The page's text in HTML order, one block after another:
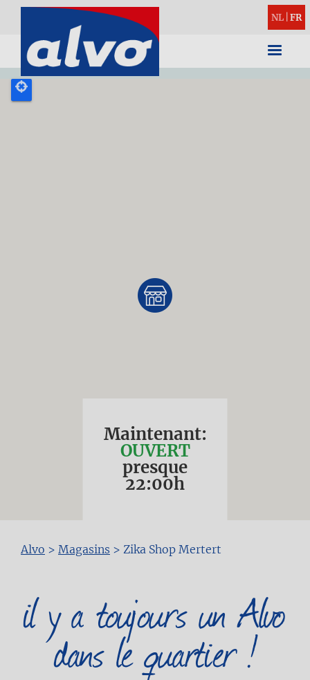
NL FR
Maintenant:
OUVERT
presque
22:00h
Fil
d'Ariane
Alvo > Magasins > Zika Shop Mertert
il y a toujours un Alvo
dans le quartier !